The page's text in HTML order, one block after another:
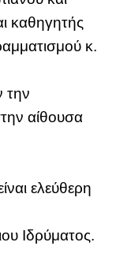
καθηγητής
κ.
την
αίθουσα
ελεύθερη
Ιδρύματος.